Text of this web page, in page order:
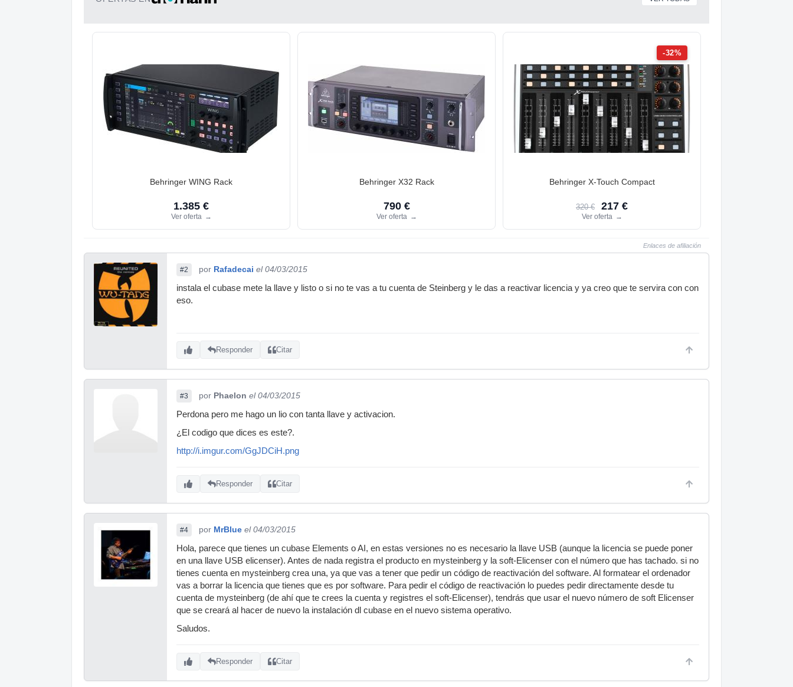
Behringer WING Rack
1.385 €
Ver oferta →
Behringer X32 Rack
790 €
Ver oferta →
-32%
Behringer X-Touch Compact
320 € 217 €
Ver oferta →
Enlaces de afiliación
#2 por Rafadecai el 04/03/2015
instala el cubase mete la llave y listo o si no te vas a tu cuenta de Steinberg y le das a reactivar licencia y ya creo que te servira con con
eso.
Responder Citar
#3 por Phaelon el 04/03/2015
Perdona pero me hago un lio con tanta llave y activacion.
¿El codigo que dices es este?.
http://i.imgur.com/GgJDCiH.png
Responder Citar
#4 por MrBlue el 04/03/2015
Hola, parece que tienes un cubase Elements o AI, en estas versiones no es necesario la llave USB (aunque la licencia se puede poner
en una llave USB elicenser). Antes de nada registra el producto en mysteinberg y la soft-Elicenser con el número que has tachado. si no
tienes cuenta en mysteinberg crea una, ya que vas a tener que pedir un código de reactivación del software. Al formatear el ordenador
vas a borrar la licencia que tienes que es por software. Para pedir el código de reactivación lo puedes pedir directamente desde tu
cuenta de mysteinberg (de ahí que te crees la cuenta y registres el soft-Elicenser), tendrás que usar el nuevo número de soft Elicenser
que se creará al hacer de nuevo la instalación dl cubase en el nuevo sistema operativo.
Saludos.
Responder Citar